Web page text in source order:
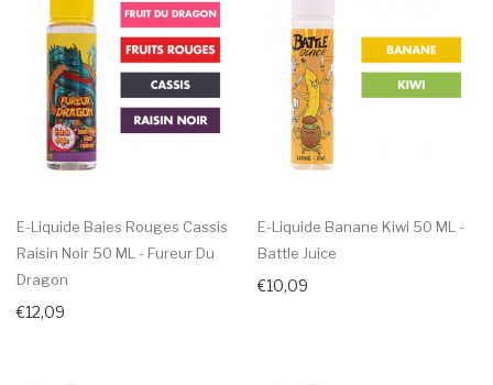
E-Liquide Baies Rouges Cassis
Raisin Noir 50 ML - Fureur Du
Dragon
€12,09
E-Liquide Banane Kiwi 50 ML -
Battle Juice
€10,09